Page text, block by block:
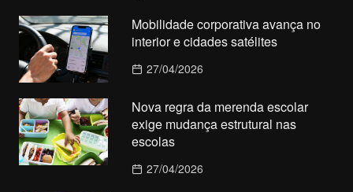
Mobilidade corporativa avança no
interior e cidades satélites
27/04/2026
Nova regra da merenda escolar
exige mudança estrutural nas
escolas
27/04/2026